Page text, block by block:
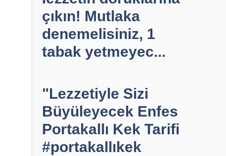
çıkın! Mutlaka
denemelisiniz, 1
tabak yetmeyec...
"Lezzetiyle Sizi
Büyüleyecek Enfes
Portakallı Kek Tarifi
#portakallıkek